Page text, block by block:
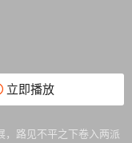
立即播放
，路见不平之下卷入两派